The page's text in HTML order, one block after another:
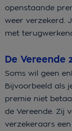
openstaande
weer verzekerd.
met
De Vereende
Soms wil geen
Bijvoorbeeld als
premie niet
de Vereende. Zij
verzekeraars